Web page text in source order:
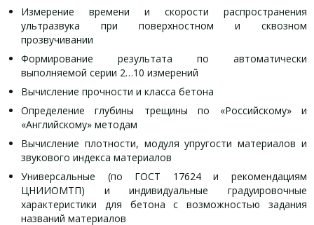
Измерение времени и скорости распространения
ультразвука при поверхностном и сквозном
прозвучивании
Формирование результата по автоматически
выполняемой серии 2…10 измерений
Вычисление прочности и класса бетона
Определение глубины трещины по «Российскому» и
«Английскому» методам
Вычисление плотности, модуля упругости материалов и
звукового индекса материалов
Универсальные (по ГОСТ 17624 и рекомендациям
ЦНИИОМТП) и индивидуальные градуировочные
характеристики для бетона с возможностью задания
названий материалов